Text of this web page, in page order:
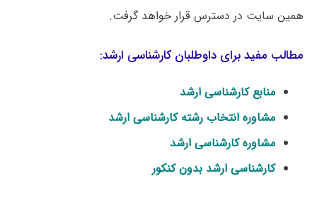
همین سایت در دسترس قرار خواهد گرفت.
مطالب مفید برای داوطلبان کارشناسی ارشد:
منابع کارشناسی ارشد
مشاوره انتخاب رشته کارشناسی ارشد
مشاوره کارشناسی ارشد
کارشناسی ارشد بدون کنکور